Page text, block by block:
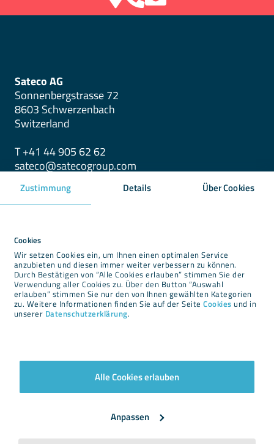
Zustimmung Details Über Cookies
Cookies
Wir setzen Cookies ein, um Ihnen einen optimalen Service
anzubieten und diesen immer weiter verbessern zu können.
Durch Bestätigen von “Alle Cookies erlauben” stimmen Sie der
Verwendung aller Cookies zu. Über den Button “Auswahl
erlauben” stimmen Sie nur den von Ihnen gewählten Kategorien
zu. Weitere Informationen finden Sie auf der SeiteCookies und in
unserer Datenschutzerklärung.
Alle Cookies erlauben
Anpassen
Sateco AG
Sonnenbergstrasse 72
8603 Schwerzenbach
Switzerland
T +41 44 905 62 62
sateco@satecogroup.com
ダウンロード
リーガルインフォーメーション
プライバシーポリシー
クッキー
利用規約
ニュースレター